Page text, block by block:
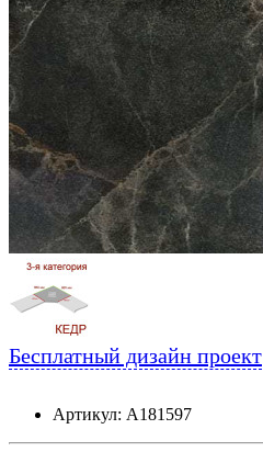
Бесплатный дизайн проект
Артикул: А181597